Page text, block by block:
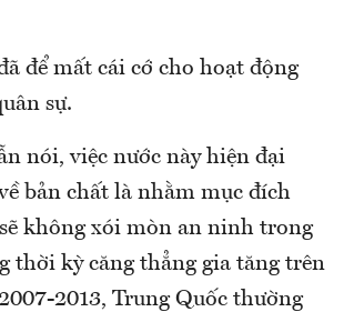
để mất cái cớ cho hoạt động
sự.
nói, việc nước này hiện đại
bản chất là nhằm mục đích
không xói mòn an ninh trong
thời kỳ căng thẳng gia tăng trên
2013, Trung Quốc thường